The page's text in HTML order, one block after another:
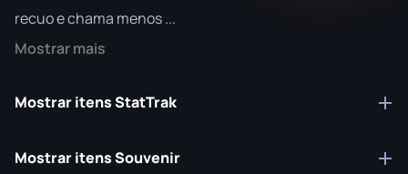
recuo e chama menos ...
Mostrar mais
Mostrar itens StatTrak
Mostrar itens Souvenir